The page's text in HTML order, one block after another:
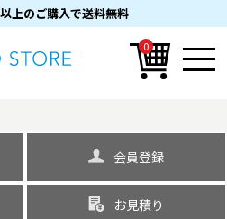
上のご購入で送料無料
0
会員登録
お見積り